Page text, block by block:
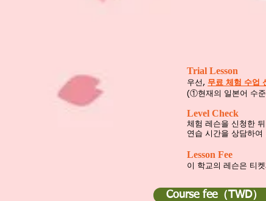
Trial Lesson
우선, 무료 체험 수업
(①현재의 일본어 수
Level Check
체험 레슨을 신청한
연습 시간을 상담하여
Lesson Fee
이 학교의 레슨은 티
Course fee（TWD）